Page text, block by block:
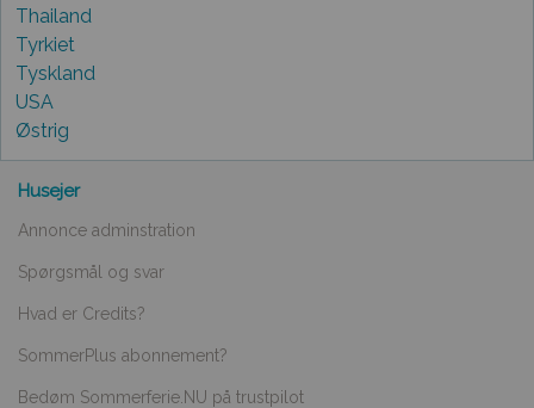
Thailand
Tyrkiet
Tyskland
USA
Østrig
Husejer
Annonce adminstration
Spørgsmål og svar
Hvad er Credits?
SommerPlus abonnement?
Bedøm Sommerferie.NU på trustpilot